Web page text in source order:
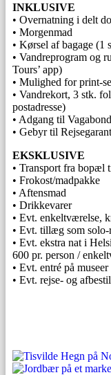
INKLUSIVE
• Overnatning i delt
• Morgenmad
• Kørsel af bagage (1
• Vandreprogram og
Tours’ app)
• Mulighed for print-
• Vandrekort, 3 stk.
postadresse)
• Adgang til
• Gebyr til
EKSKLUSIVE
• Transport fra bopæl
• Frokost/madpakke
• Aftensmad
• Drikkevarer
• Evt. enkeltværelse,
• Evt. tillæg som solo-
• Evt. ekstra nat i
600 pr. person /
• Evt. entré på
• Evt. rejse- og